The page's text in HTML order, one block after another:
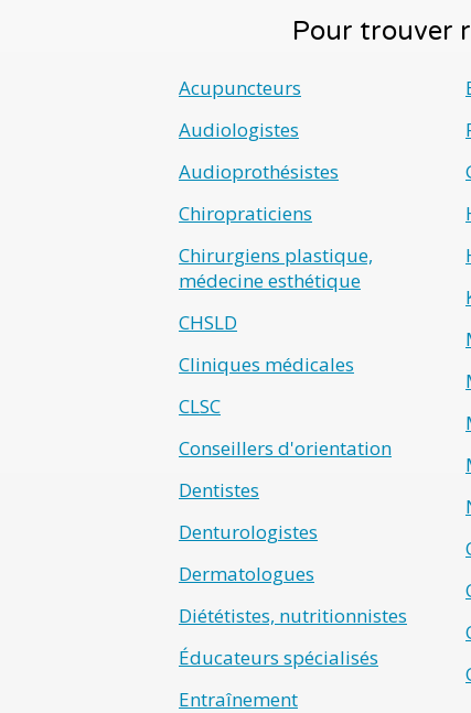
Pour trouver
Acupuncteurs
Audiologistes
Audioprothésistes
Chiropraticiens
Chirurgiens plastique,
médecine esthétique
CHSLD
Cliniques médicales
CLSC
Conseillers d'orientation
Dentistes
Denturologistes
Dermatologues
Diététistes, nutritionnistes
Éducateurs spécialisés
Entraînement